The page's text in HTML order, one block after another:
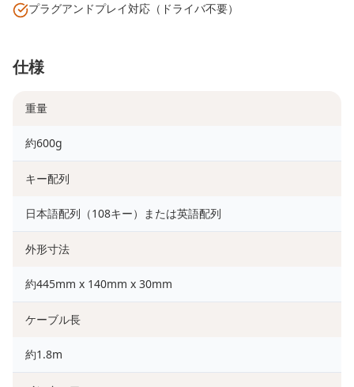
プラグアンドプレイ対応（ドライバ不要）
仕様
重量
約600g
キー配列
日本語配列（108キー）または英語配列
外形寸法
約445mm x 140mm x 30mm
ケーブル長
約1.8m